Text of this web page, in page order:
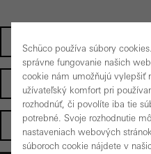
Schüco používa súbory
správne fungovanie našich
cookie nám umožňujú vylepšiť
užívateľský komfort pri
rozhodnúť, či povolíte iba tie
potrebné. Svoje rozhodnutie
nastaveniach webových
súboroch cookie nájdete v